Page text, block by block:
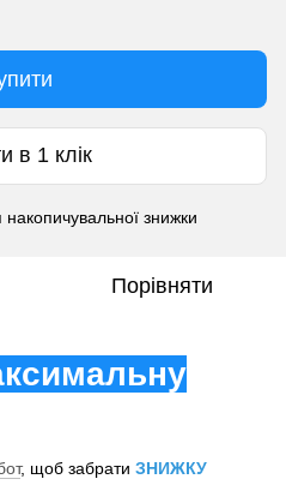
в 1 клік
знижки
Порівняти
, щоб забрати ЗНИЖКУ